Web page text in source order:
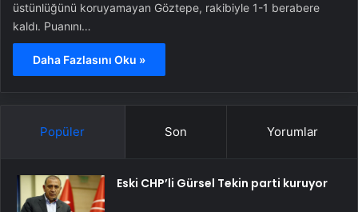
üstünlüğünü koruyamayan Göztepe, rakibiyle 1-1 berabere
kaldı. Puanını…
Daha Fazlasını Oku »
Popüler Son Yorumlar
Eski CHP’li Gürsel Tekin parti kuruyor